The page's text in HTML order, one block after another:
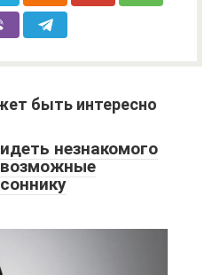
быть интересно
незнакомого